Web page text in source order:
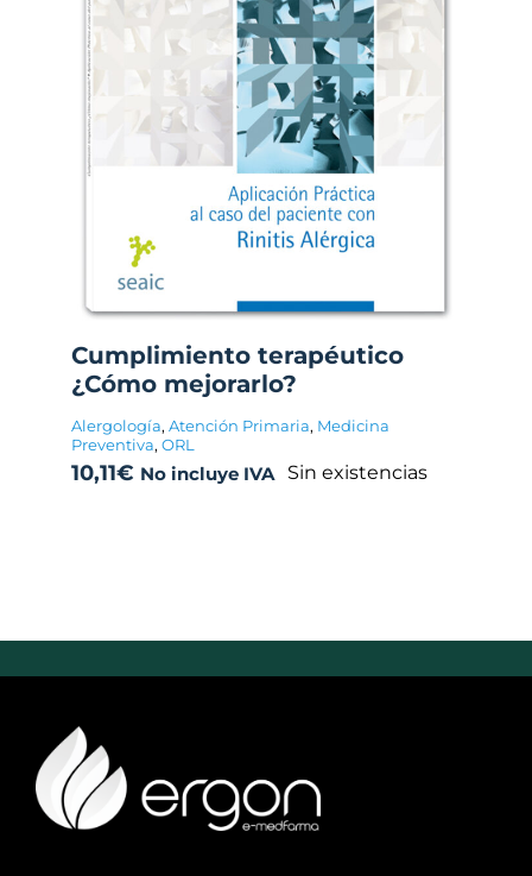
Cumplimiento terapéutico
¿Cómo mejorarlo?
Alergología, Atención Primaria, Medicina
Preventiva, ORL
10,11€ No incluye IVA Sin existencias